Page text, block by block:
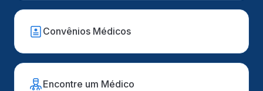
Convênios Médicos
Encontre um Médico